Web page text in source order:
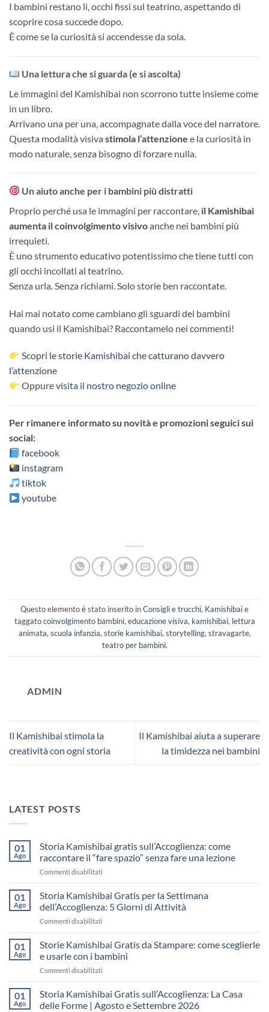
I bambini restano lì, occhi fissi sul teatrino, aspettando di
scoprire cosa succede dopo.
È come se la curiosità si accendesse da sola.
Una lettura che si guarda (e si ascolta)
Le immagini del Kamishibai non scorrono tutte insieme come
in un libro.
Arrivano una per una, accompagnate dalla voce del narratore.
Questa modalità visiva stimola l’attenzione e la curiosità in
modo naturale, senza bisogno di forzare nulla.
Un aiuto anche per i bambini più distratti
Proprio perché usa le immagini per raccontare, il Kamishibai
aumenta il coinvolgimento visivoanche nei bambini più
irrequieti.
È uno strumento educativo potentissimo che tiene tutti con
gli occhi incollati al teatrino.
Senza urla. Senza richiami. Solo storie ben raccontate.
Hai mai notato come cambiano gli sguardi dei bambini
quando usi il Kamishibai? Raccontamelo nei commenti!
Scopri le storie Kamishibai che catturano davvero
l’attenzione
Oppurevisita il nostro negozio online
Per rimanere informato su novità e promozioni seguici sui
social:
facebook
instagram
tiktok
youtube
Questo elemento è stato inserito inConsigli e trucchi, Kamishibaie
taggatocoinvolgimento bambini,educazione visiva, kamishibai, lettura
animata,scuola infanzia,storie kamishibai,storytelling,stravagarte,
teatro per bambini.
ADMIN
Il Kamishibai stimola la
creatività con ogni storia
Il Kamishibai aiuta a superare
la timidezza nei bambini
LATEST POSTS
01
Ago
Storia Kamishibai gratis sull’Accoglienza: come
raccontare il “fare spazio” senza fare una lezione
Commenti disabilitati
Kamishibai
gratis
sull’Accoglienza:
il
“fare
una
lezione
01
Ago
Storia Kamishibai Gratis per la Settimana
dell’Accoglienza: 5 Giorni di Attività
Commenti disabilitati
Kamishibai
Gratis
per
dell’Accoglienza:
01
Ago
Storie Kamishibai Gratis da Stampare: come sceglierle
e usarle con i bambini
Commenti disabilitati
Kamishibai
Gratis
01
Ago
Storia Kamishibai Gratis sull’Accoglienza: La Casa
delle Forme | Agosto e Settembre 2026